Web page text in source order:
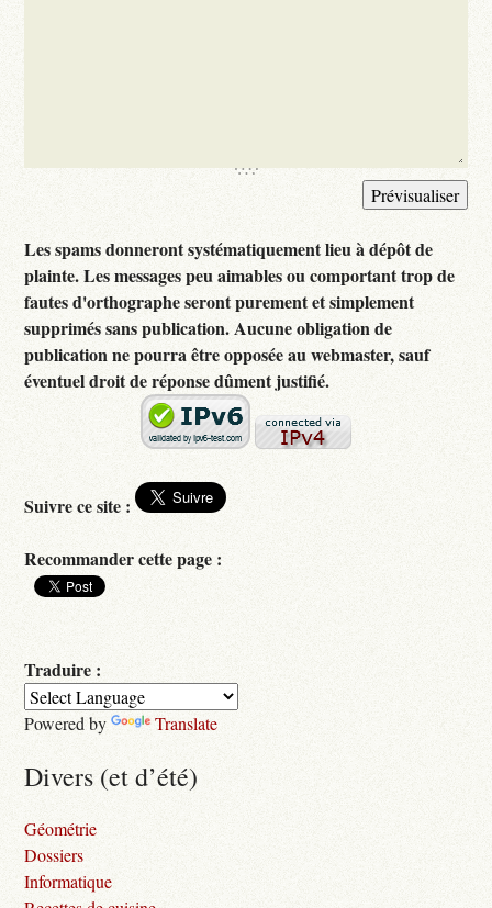
Les spams donneront systématiquement lieu à dépôt de
plainte. Les messages peu aimables ou comportant trop de
fautes d'orthographe seront purement et simplement
supprimés sans publication. Aucune obligation de
publication ne pourra être opposée au webmaster, sauf
éventuel droit de réponse dûment justifié.
Suivre ce site :
Recommander cette page :
Traduire :
Powered by Translate
Divers (et d’été)
Géométrie
Dossiers
Informatique